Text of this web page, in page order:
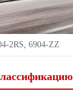
2RS, 6904-ZZ